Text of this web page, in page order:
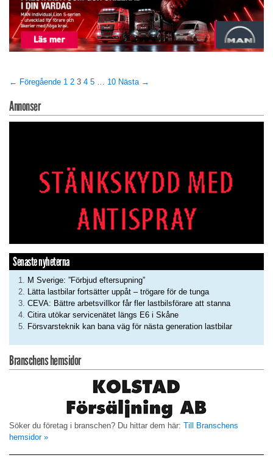
← Föregående 1 2 3 4 5 … 10 Nästa →
Annonser
Senaste nyheterna
M Sverige: ”Förbjud eftersupning”
Lätta lastbilar fortsätter uppåt – trögare för de tunga
CEVA: Bättre arbetsvillkor får fler lastbilsförare att stanna
Citira utökar servicenätet längs E6 i Skåne
Försvarsteknik kan bana väg för nästa generation lastbilar
Branschens hemsidor
Söker du företag i branschen? Du hittar dem här: Till Branschens
hemsidor »